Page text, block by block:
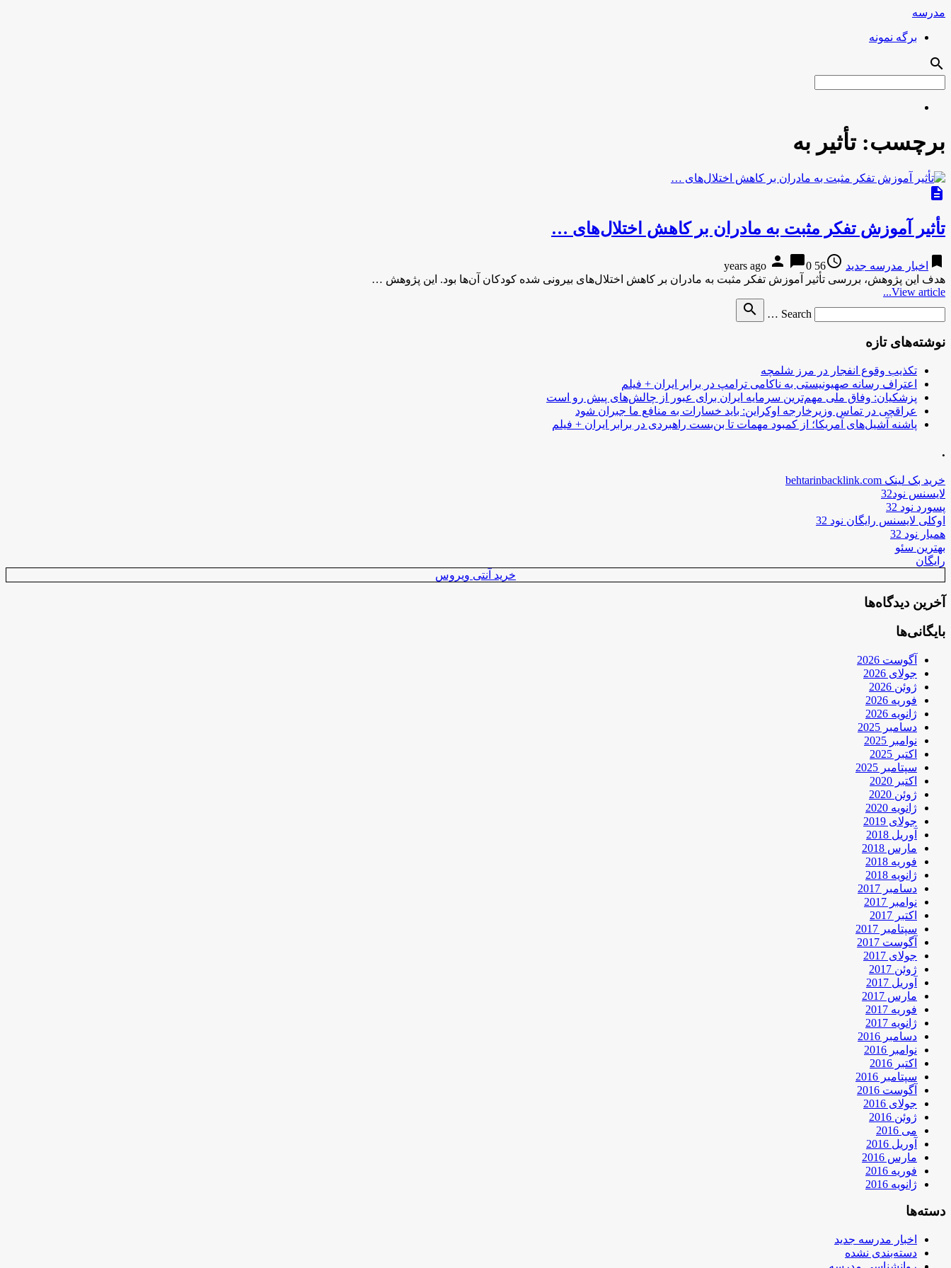
مدرسه
برگه نمونه
search
برچسب:تأثیر به
description
تأثیر آموزش تفکر مثبت به مادران بر کاهش اختلال‌های …
bookmark اخبار مدرسه جدید access_time
56 years ago
person chat_bubble0
هدف این پژوهش، بررسی تأثیر آموزش تفکر مثبت به مادران بر کاهش اختلال‌های بیرونی شده کودکان آن‌ها بود. این پژوهش …
View article...
Search …
search
نوشته‌های تازه
تکذیب وقوع انفجار در مرز شلمچه
اعتراف رسانه صهیونیستی به ناکامی ترامپ در برابر ایران + فیلم
پزشکیان: وفاق ملی مهم‌ترین سرمایه ایران برای عبور از چالش‌های پیش رو است
عراقچی در تماس وزیرخارجه اوکراین: باید خسارات به منافع ما جبران شود
پاشنه آشیل‌های آمریکا؛ از کمبود مهمات تا بن‌بست راهبردی در برابر ایران + فیلم
.
خرید بک لینک behtarinbacklink.com
لایسنس نود32
پسورد نود 32
اوکلی لایسنس رایگان نود 32
همیار نود 32
بهترین سئو
رایگان
خرید آنتی ویروس
آخرین دیدگاه‌ها
بایگانی‌ها
آگوست 2026
جولای 2026
ژوئن 2026
فوریه 2026
ژانویه 2026
دسامبر 2025
نوامبر 2025
اکتبر 2025
سپتامبر 2025
اکتبر 2020
ژوئن 2020
ژانویه 2020
جولای 2019
آوریل 2018
مارس 2018
فوریه 2018
ژانویه 2018
دسامبر 2017
نوامبر 2017
اکتبر 2017
سپتامبر 2017
آگوست 2017
جولای 2017
ژوئن 2017
آوریل 2017
مارس 2017
فوریه 2017
ژانویه 2017
دسامبر 2016
نوامبر 2016
اکتبر 2016
سپتامبر 2016
آگوست 2016
جولای 2016
ژوئن 2016
می 2016
آوریل 2016
مارس 2016
فوریه 2016
ژانویه 2016
دسته‌ها
اخبار مدرسه جدید
دسته‌بندی نشده